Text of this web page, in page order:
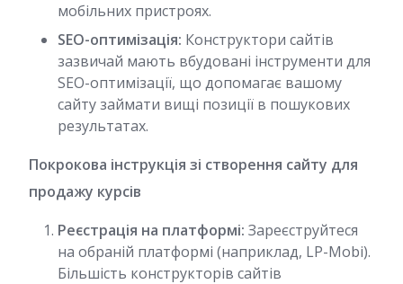
мобільних пристроях.
SEO-оптимізація: Конструктори сайтів
зазвичай мають вбудовані інструменти для
SEO-оптимізації, що допомагає вашому
сайту займати вищі позиції в пошукових
результатах.
Покрокова інструкція зі створення сайту для
продажу курсів
Реєстрація на платформі: Зареєструйтеся
на обраній платформі (наприклад, LP-Mobi).
Більшість конструкторів сайтів